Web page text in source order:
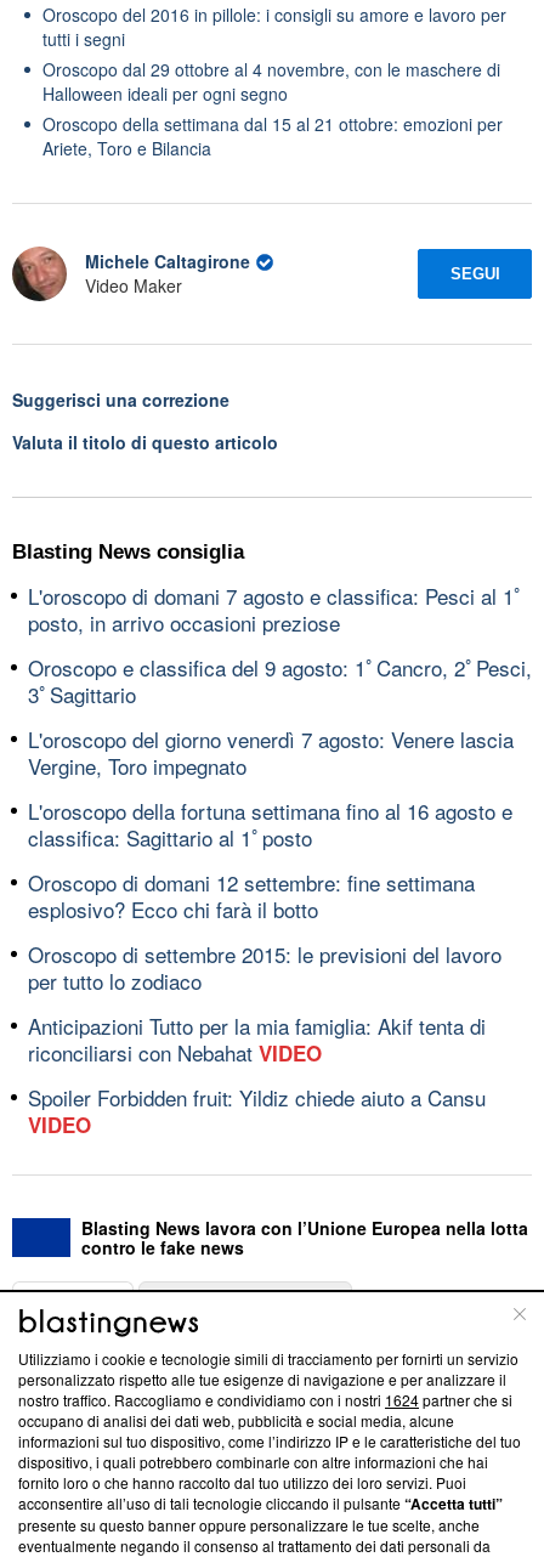
Oroscopo del 2016 in pillole: i consigli su amore e lavoro per
tutti i segni
Oroscopo dal 29 ottobre al 4 novembre, con le maschere di
Halloween ideali per ogni segno
Oroscopo della settimana dal 15 al 21 ottobre: emozioni per
Ariete, Toro e Bilancia
Michele Caltagirone
Video Maker
SEGUI
Suggerisci una correzione
Valuta il titolo di questo articolo
Blasting News consiglia
L'oroscopo di domani 7 agosto e classifica: Pesci al 1ﾟ
posto, in arrivo occasioni preziose
Oroscopo e classifica del 9 agosto: 1ﾟCancro, 2ﾟPesci,
3ﾟSagittario
L'oroscopo del giorno venerdì 7 agosto: Venere lascia
Vergine, Toro impegnato
L'oroscopo della fortuna settimana fino al 16 agosto e
classifica: Sagittario al 1ﾟposto
Oroscopo di domani 12 settembre: fine settimana
esplosivo? Ecco chi farà il botto
Oroscopo di settembre 2015: le previsioni del lavoro
per tutto lo zodiaco
Anticipazioni Tutto per la mia famiglia: Akif tenta di
riconciliarsi con Nebahat VIDEO
Spoiler Forbidden fruit: Yildiz chiede aiuto a Cansu
VIDEO
Blasting News lavora con l’Unione Europea nella lotta
contro le fake news
ABOUT
Questa sezione offre informazioni trasparenti su Blasting
News, sui nostri processi editoriali e su come ci impegniamo a
creare news di qualità. Inoltre, afferma la nostra aderenza a
‘Trust Project - News with Integrity’Blasting News non è
ancora membro del programma, ma ha richiesto di farne
parte; Trust Project non ha ancora effettuato una verifica di
conformità agli standard.
Utilizziamo i cookie e tecnologie simili di tracciamento per fornirti un servizio
personalizzato rispetto alle tue esigenze di navigazione e per analizzare il
nostro traffico. Raccogliamo e condividiamo con i nostri 1624partner che si
occupano di analisi dei dati web, pubblicità e social media, alcune
informazioni sul tuo dispositivo, come l’indirizzo IP e le caratteristiche del tuo
dispositivo, i quali potrebbero combinarle con altre informazioni che hai
fornito loro o che hanno raccolto dal tuo utilizzo dei loro servizi. Puoi
acconsentire all’uso di tali tecnologie cliccando il pulsante“Accetta tutti”
presente su questo banner oppure personalizzare le tue scelte, anche
eventualmente negando il consenso al trattamento dei dati personali da